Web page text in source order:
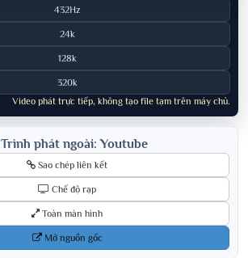
432Hz
24k
128k
320k
Video phát trực tiếp, không tạo file tạm trên máy chủ.
Trình phát ngoài: Youtube
Sao chép liên kết
Chế độ rạp
Toàn màn hình
Mở nguồn gốc